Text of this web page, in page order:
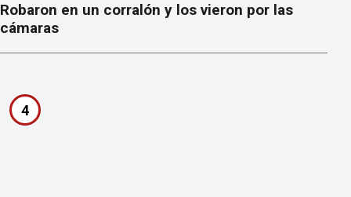
Robaron en un corralón y los vieron por las
cámaras
4